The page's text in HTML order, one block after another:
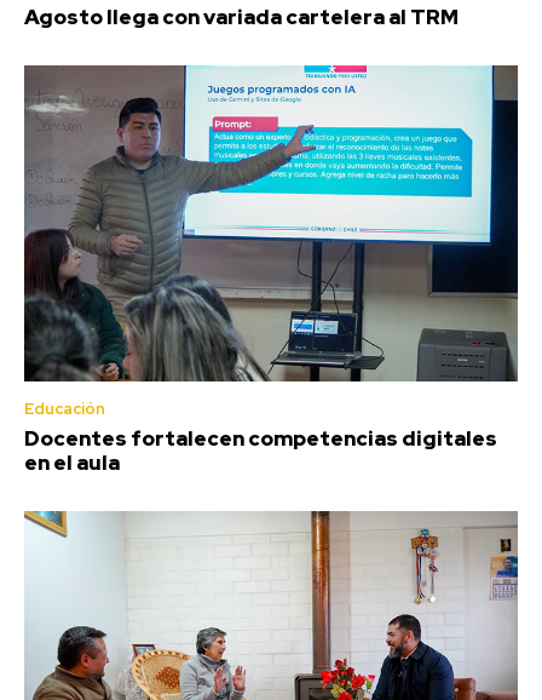
Agosto llega con variada cartelera al TRM
Educación
Docentes fortalecen competencias digitales
en el aula